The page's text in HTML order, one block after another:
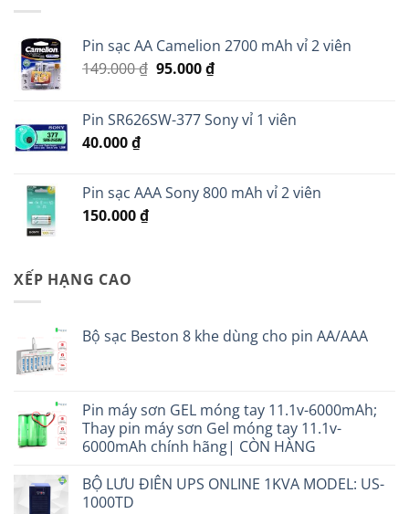
Pin sạc AA Camelion 2700 mAh vỉ 2 viên
149.000₫ Giá
149.000 ₫.
95.000₫Giá
là:
Pin SR626SW-377 Sony vỉ 1 viên
40.000₫
Pin sạc AAA Sony 800 mAh vỉ 2 viên
150.000₫
XẾP HẠNG CAO
Bộ sạc Beston 8 khe dùng cho pin AA/AAA
Pin máy sơn GEL móng tay 11.1v-6000mAh;
Thay pin máy sơn Gel móng tay 11.1v-
6000mAh chính hãng| CÒN HÀNG
BỘ LƯU ĐIÊN UPS ONLINE 1KVA MODEL: US-
1000TD